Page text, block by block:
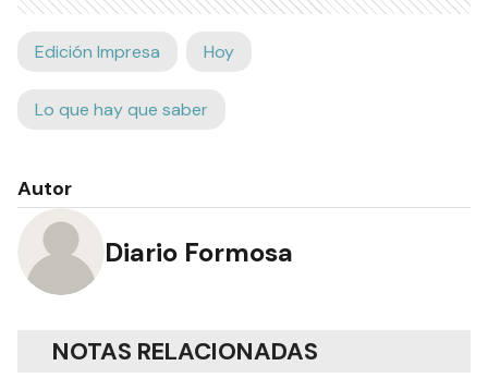
Edición Impresa Hoy
Lo que hay que saber
Autor
Diario Formosa
NOTAS RELACIONADAS